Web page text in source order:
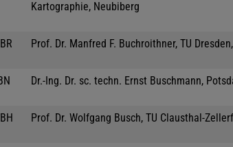
Kartographie, Neubiberg
Prof. Dr. Manfred F. Buchroithner, TU
Dr.-Ing. Dr. sc. techn. Ernst Buschmann,
Prof. Dr. Wolfgang Busch, TU Clausthal-